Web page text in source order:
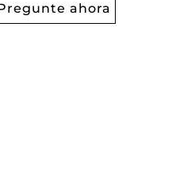
ahora